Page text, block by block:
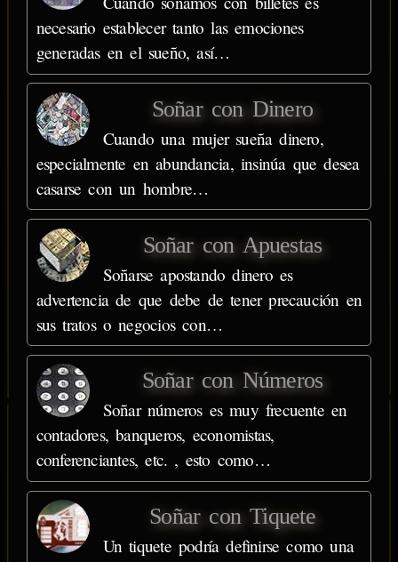
necesario establecer tanto las emociones
generadas en el sueño, así…
Soñar con Dinero
Cuando una mujer sueña dinero,
especialmente en abundancia, insinúa que desea
casarse con un hombre…
Soñar con Apuestas
Soñarse apostando dinero es
advertencia de que debe de tener precaución en
sus tratos o negocios con…
Soñar con Números
Soñar números es muy frecuente en
contadores, banqueros, economistas,
conferenciantes, etc. , esto como…
Soñar con Tiquete
Un tiquete podría definirse como una